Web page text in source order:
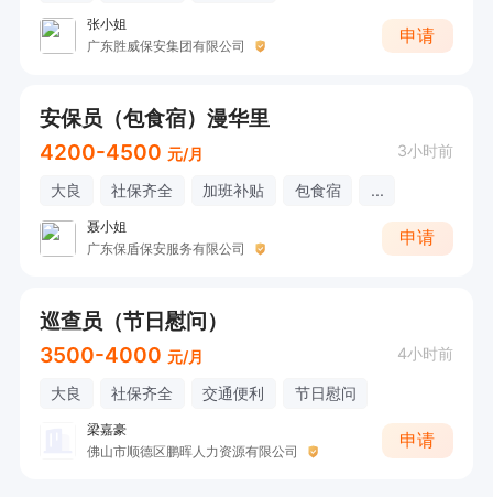
张小姐
广东胜威保安集团有限公司
申请
安保员（包食宿）漫华里
4200-4500 元/月 3小时前
大良 社保齐全 加班补贴 包食宿 ...
聂小姐
广东保盾保安服务有限公司
申请
巡查员（节日慰问）
3500-4000 元/月 4小时前
大良 社保齐全 交通便利 节日慰问
梁嘉豪
佛山市顺德区鹏晖人力资源有限公司
申请